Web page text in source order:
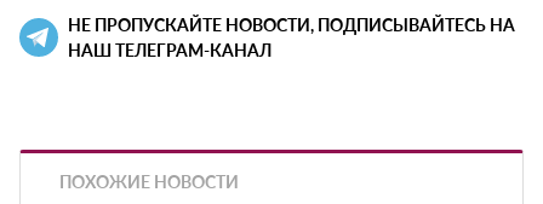
НЕ ПРОПУСКАЙТЕ НОВОСТИ, ПОДПИСЫВАЙТЕСЬ НА
НАШ ТЕЛЕГРАМ-КАНАЛ
ПОХОЖИЕ НОВОСТИ